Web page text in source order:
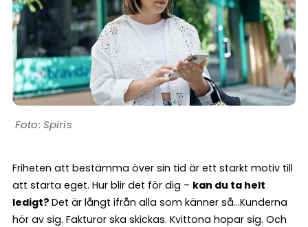
Spiris
Friheten att bestämma över sin tid är ett starkt motiv till
att starta eget. Hur blir det för dig – kan du ta helt
ledigt? Det är långt ifrån alla som känner så…Kunderna
hör av sig. Fakturor ska skickas. Kvittona hopar sig. Och